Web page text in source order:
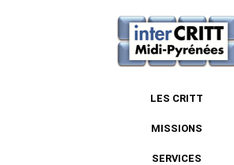
LES CRITT
MISSIONS
SERVICES